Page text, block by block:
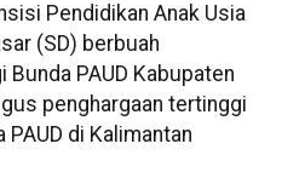
Pendidikan Anak Usia
(SD) berbuah
Bunda PAUD Kabupaten
penghargaan tertinggi
di Kalimantan